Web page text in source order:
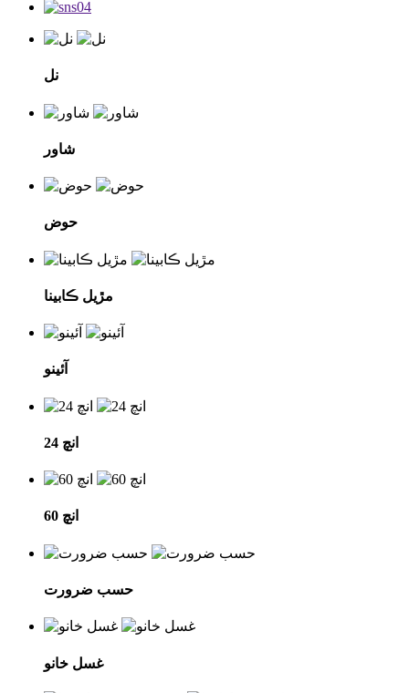
نل
شاور
حوض
مڙيل ڪابينا
آئينو
24 انچ
60 انچ
حسب ضرورت
غسل خانو